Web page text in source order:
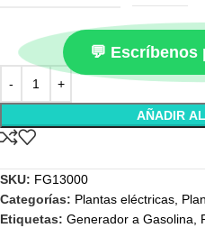
💬 Escríbenos
AÑADIR
SKU: FG13000
Categorías: Plantas eléctricas,
Etiquetas: Generador a Gasolina,